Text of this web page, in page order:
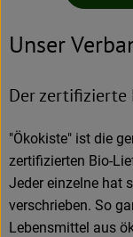
Unser
Der zertifizierte
"Ökokiste" ist die
zertifizierten Bio-
Jeder einzelne hat
verschrieben. So
Lebensmittel aus